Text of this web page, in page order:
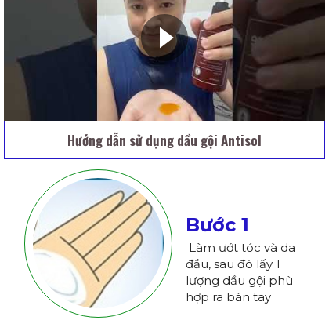
Bước 1
Làm ướt tóc và da
đầu, sau đó lấy 1
lượng dầu gội phù
hợp ra bàn tay
Hướng dẫn sử dụng dầu gội Antisol